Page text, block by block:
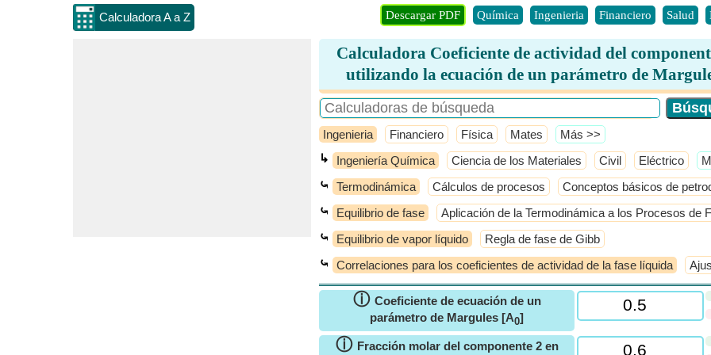
Calculadora A a Z Descargar PDF Química Ingenieria Financiero Salud
Calculadora Coeficiente de actividad del
utilizando la ecuación de un parámetro de
Ingenieria Financiero Física Mates ​Más >>
↳ Ingeniería Química Ciencia de los Materiales Civil Eléctrico
⤿ Termodinámica Cálculos de procesos Conceptos básicos de
⤿ Equilibrio de fase Aplicación de la Termodinámica a los Procesos de
⤿ Equilibrio de vapor líquido Regla de fase de Gibb
⤿ Correlaciones para los coeficientes de actividad de la fase líquida
ⓘ Coeficiente de ecuación de un
parámetro de Margules [A0]
ⓘ Fracción molar del componente 2 en